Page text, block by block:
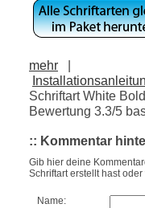
mehr
|
Schriftart White Bold
Bewertung 3.3/5
:: Kommentar
Gib hier deine
Schriftart erstellt hast
Name: